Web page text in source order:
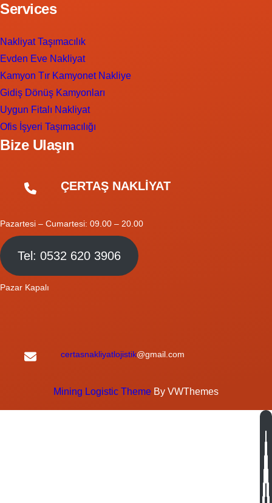
Services
Nakliyat Taşımacılık
Evden Eve Nakliyat
Kamyon Tır Kamyonet Nakliye
Gidiş Dönüş Kamyonları
Uygun Fitalı Nakliyat
Ofis İşyeri Taşımacılığı
Bize Ulaşın
ÇERTAŞ NAKLİYAT
Pazartesi – Cumartesi: 09.00 – 20.00
Tel: 0532 620 3906
Pazar Kapalı
certasnakliyatlojistik@gmail.com
Mining Logistic Theme By VWThemes